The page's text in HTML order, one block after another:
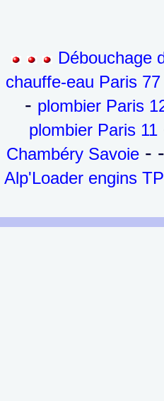
Débouchage
chauffe-eau Paris
- plombier Paris
plombier Paris 11
Chambéry Savoie -
Alp'Loader engins TP